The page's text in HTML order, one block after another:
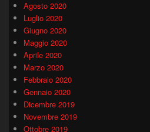
Agosto 2020
Luglio 2020
Giugno 2020
Maggio 2020
Aprile 2020
Marzo 2020
Febbraio 2020
Gennaio 2020
Dicembre 2019
Novembre 2019
Ottobre 2019